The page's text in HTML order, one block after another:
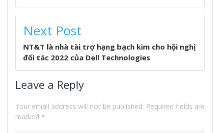
Next Post
NT&T là nhà tài trợ hạng bạch kim cho hội nghị
đối tác 2022 của Dell Technologies
Leave a Reply
Your email address will not be published. Required fields are
marked *